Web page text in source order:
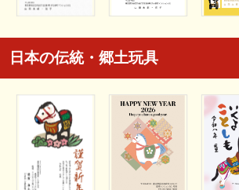
日本の伝統・郷土玩具